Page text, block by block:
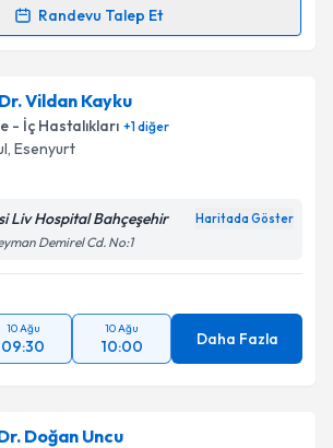
Randevu Talep Et
Talebi
Majidovaiçin randevu takvimi
Size bu uzmandan randevu almanız
hazırlandığında e-posta ile
işlenmesine ilişkinAydınlatma
okudum ve kişisel verilerimin belirtilen
işlenmesini kabul ediyorum.
Takvim Talebini Gönder
Vildan Kayku
- İç Hastalıkları +1diğer
, Esenyurt
Liv Hospital Bahçeşehir Haritada Göster
Demirel Cd. No:1
10 Ağu
09:30
10 Ağu
10:00 Daha Fazla
Doğan Uncu